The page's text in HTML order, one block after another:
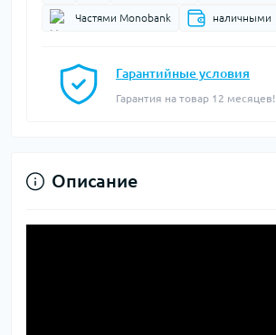
Частями Monobank наличными
Гарантийные условия
Гарантия на товар 12 месяцев!
Описание